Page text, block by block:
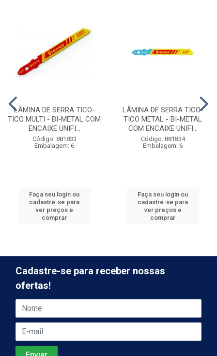
LÂMINA DE SERRA TICO-
TICO MULTI - BI-METAL COM
ENCAIXE UNIFI...
Código: 881833
Embalagem: 6
Faça seu login ou
cadastre-se para
ver preços e
comprar
LÂMINA DE SERRA TICO-
TICO METAL - BI-METAL
COM ENCAIXE UNIFI...
Código: 881834
Embalagem: 6
Faça seu login ou
cadastre-se para
ver preços e
comprar
Cadastre-se para receber nossas
ofertas!